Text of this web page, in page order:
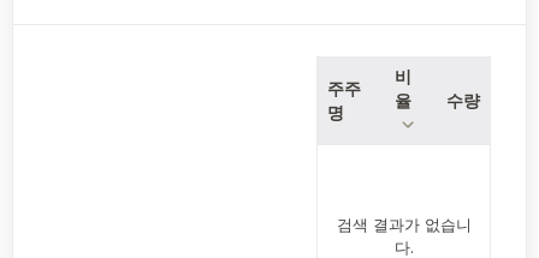
주주
명
비
율
수량
검색 결과가 없습니
다.